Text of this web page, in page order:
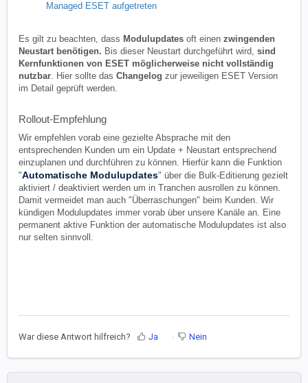
Managed ESET aufgetreten
Es gilt zu beachten, dass Modulupdates oft einen zwingenden
Neustart benötigen. Bis dieser Neustart durchgeführt wird, sind
Kernfunktionen von ESET möglicherweise nicht vollständig
nutzbar. Hier sollte das Changelog zur jeweiligen ESET Version
im Detail geprüft werden.
Rollout-Empfehlung
Wir empfehlen vorab eine gezielte Absprache mit den
entsprechenden Kunden um ein Update + Neustart entsprechend
einzuplanen und durchführen zu können. Hierfür kann die Funktion
"Automatische Modulupdates" über die Bulk-Editierung gezielt
aktiviert / deaktiviert werden um in Tranchen ausrollen zu können.
Damit vermeidet man auch "Überraschungen" beim Kunden. Wir
kündigen Modulupdates immer vorab über unsere Kanäle an. Eine
permanent aktive Funktion der automatische Modulupdates ist also
nur selten sinnvoll.
War diese Antwort hilfreich? Ja Nein